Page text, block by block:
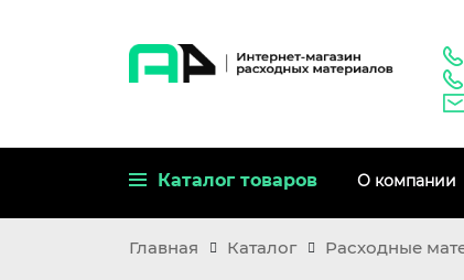
Каталог товаров О компании
Главная Каталог Расходные